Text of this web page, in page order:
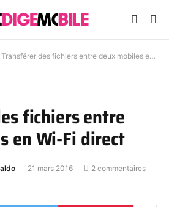
Transférer des fichiers entre deux mobiles en Wi-Fi direct
fichiers entre
en Wi-Fi direct
21 mars 2016
2 commentaires